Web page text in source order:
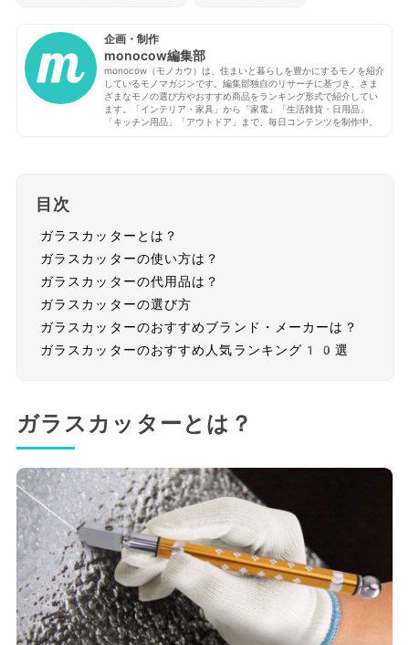
企画・制作
monocow編集部
monocow（モノカウ）は、住まいと暮らしを豊かにするモノを紹介
しているモノマガジンです。編集部独自のリサーチに基づき、さま
ざまなモノの選び方やおすすめ商品をランキング形式で紹介してい
ます。「インテリア・家具」から「家電」「生活雑貨・日用品」
「キッチン用品」「アウトドア」まで、毎日コンテンツを制作中。
目次
ガラスカッターとは？
ガラスカッターの使い方は？
ガラスカッターの代用品は？
ガラスカッターの選び方
ガラスカッターのおすすめブランド・メーカーは？
ガラスカッターのおすすめ人気ランキング10選
ガラスカッターとは？